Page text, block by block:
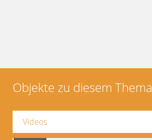
Objekte zu diesem Thema
Videos